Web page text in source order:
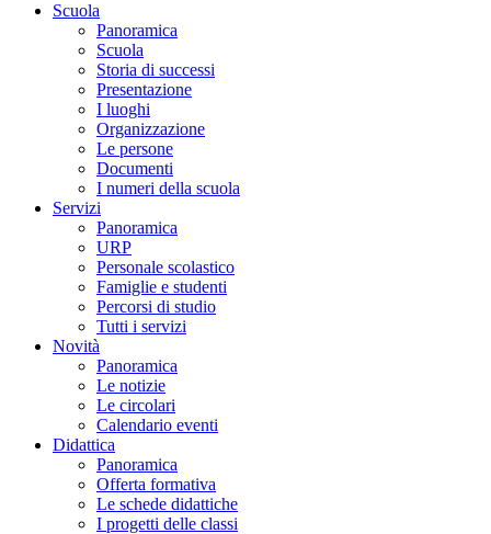
Scuola
Panoramica
Scuola
Storia di successi
Presentazione
I luoghi
Organizzazione
Le persone
Documenti
I numeri della scuola
Servizi
Panoramica
URP
Personale scolastico
Famiglie e studenti
Percorsi di studio
Tutti i servizi
Novità
Panoramica
Le notizie
Le circolari
Calendario eventi
Didattica
Panoramica
Offerta formativa
Le schede didattiche
I progetti delle classi